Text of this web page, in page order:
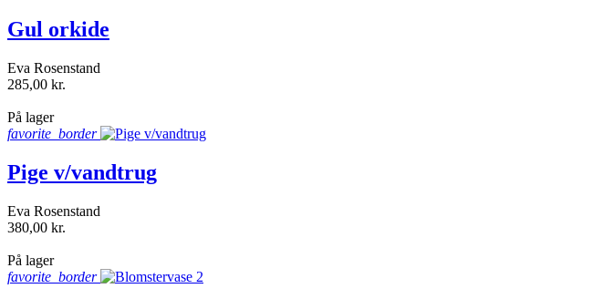
Gul orkide
Eva Rosenstand
285,00 kr.
På lager
favorite_border
Pige v/vandtrug
Eva Rosenstand
380,00 kr.
På lager
favorite_border